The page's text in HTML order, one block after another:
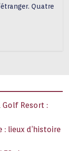
Quatre
Golf Resort :
: lieux d’histoire